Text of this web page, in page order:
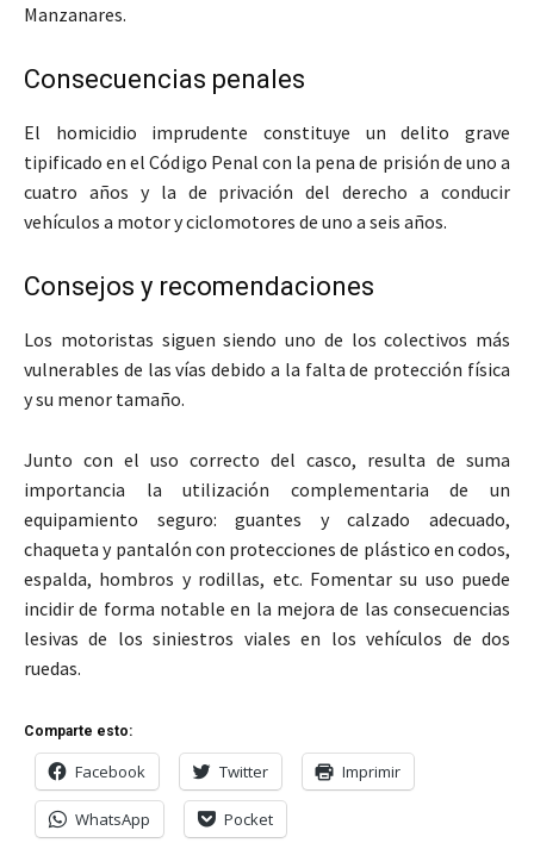
Manzanares.
Consecuencias penales
El homicidio imprudente constituye un delito grave
tipificado en el Código Penal con la pena de prisión de uno a
cuatro años y la de privación del derecho a conducir
vehículos a motor y ciclomotores de uno a seis años.
Consejos y recomendaciones
Los motoristas siguen siendo uno de los colectivos más
vulnerables de las vías debido a la falta de protección física
y su menor tamaño.
Junto con el uso correcto del casco, resulta de suma
importancia la utilización complementaria de un
equipamiento seguro: guantes y calzado adecuado,
chaqueta y pantalón con protecciones de plástico en codos,
espalda, hombros y rodillas, etc. Fomentar su uso puede
incidir de forma notable en la mejora de las consecuencias
lesivas de los siniestros viales en los vehículos de dos
ruedas.
Comparte esto:
Facebook Twitter Imprimir
WhatsApp Pocket